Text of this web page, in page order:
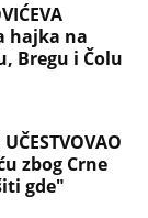
hajka na
Bregu i Čolu
zbog Crne
gde"